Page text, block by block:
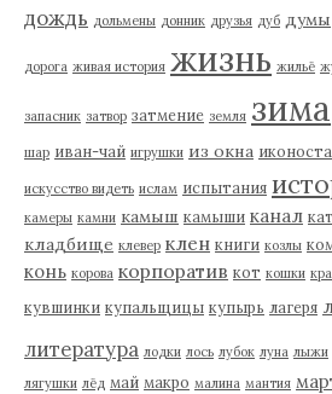
дождь дольмены донник друзья дуб думы
дорога живая история жизнь жильё
запасник затвор затмение земля зима
шар иван-чай игрушки из окна
искусство видеть ислам испытания
камеры камни камыш камыши канал
кладбище клевер клен книги козлы
конь корова корпоратив кот кошки
кувшинки купальщицы купырь лагеря
литература лодки лось лубок луна лыжи
лягушки лёд май макро малина мантия